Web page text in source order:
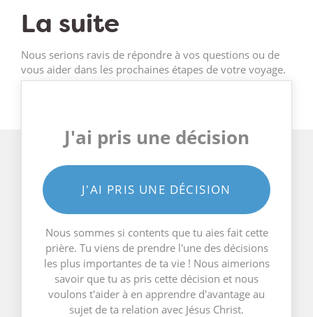
La suite
Nous serions ravis de répondre à vos questions ou de
vous aider dans les prochaines étapes de votre voyage.
J'ai pris une décision
J'AI PRIS UNE DÉCISION
Nous sommes si contents que tu aies fait cette
prière. Tu viens de prendre l'une des décisions
les plus importantes de ta vie ! Nous aimerions
savoir que tu as pris cette décision et nous
voulons t'aider à en apprendre d'avantage au
sujet de ta relation avec Jésus Christ.